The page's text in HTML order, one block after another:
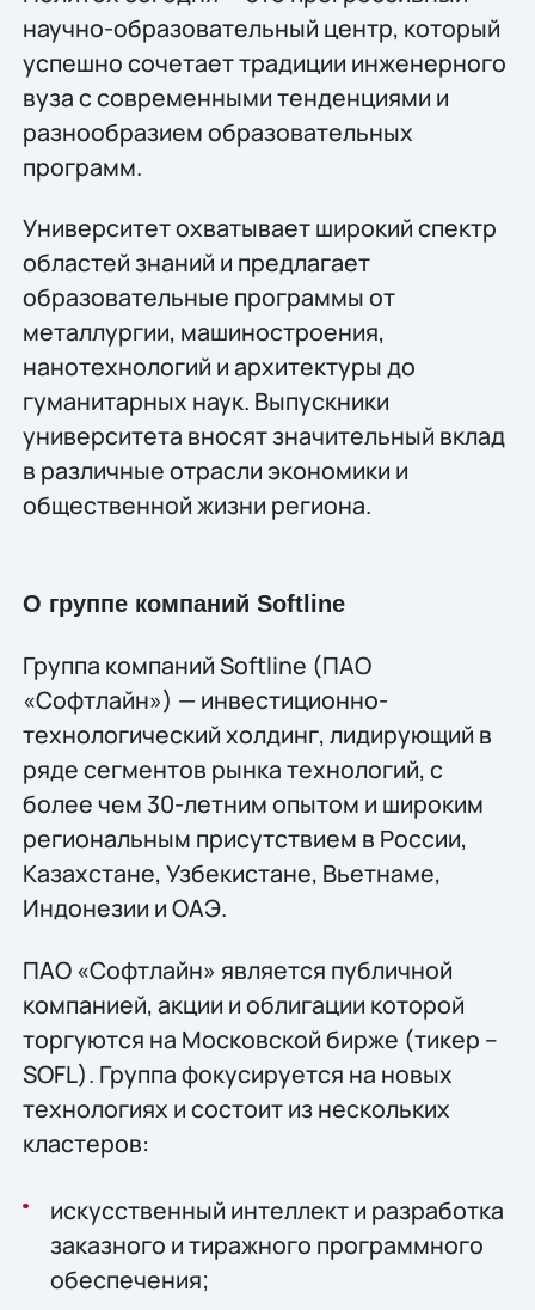
научно-образовательный центр, который
успешно сочетает традиции инженерного
вуза с современными тенденциями и
разнообразием образовательных
программ.
Университет охватывает широкий спектр
областей знаний и предлагает
образовательные программы от
металлургии, машиностроения,
нанотехнологий и архитектуры до
гуманитарных наук. Выпускники
университета вносят значительный вклад
в различные отрасли экономики и
общественной жизни региона.
О группе компаний Softline
Группа компаний Softline (ПАО
«Софтлайн») — инвестиционно-
технологический холдинг, лидирующий в
ряде сегментов рынка технологий, c
более чем 30-летним опытом и широким
региональным присутствием в России,
Казахстане, Узбекистане, Вьетнаме,
Индонезии и ОАЭ.
ПАО «Софтлайн» является публичной
компанией, акции и облигации которой
торгуются на Московской бирже (тикер –
SOFL). Группа фокусируется на новых
технологиях и состоит из нескольких
кластеров:
искусственный интеллект и разработка
заказного и тиражного программного
обеспечения;